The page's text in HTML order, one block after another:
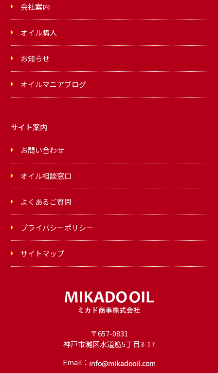
〒657-0831
神戸市灘区水道筋5丁目3-17
Email：
会社案内
オイル購入
お知らせ
オイルマニアブログ
サイト案内
お問い合わせ
オイル相談窓口
よくあるご質問
プライバシーポリシー
サイトマップ